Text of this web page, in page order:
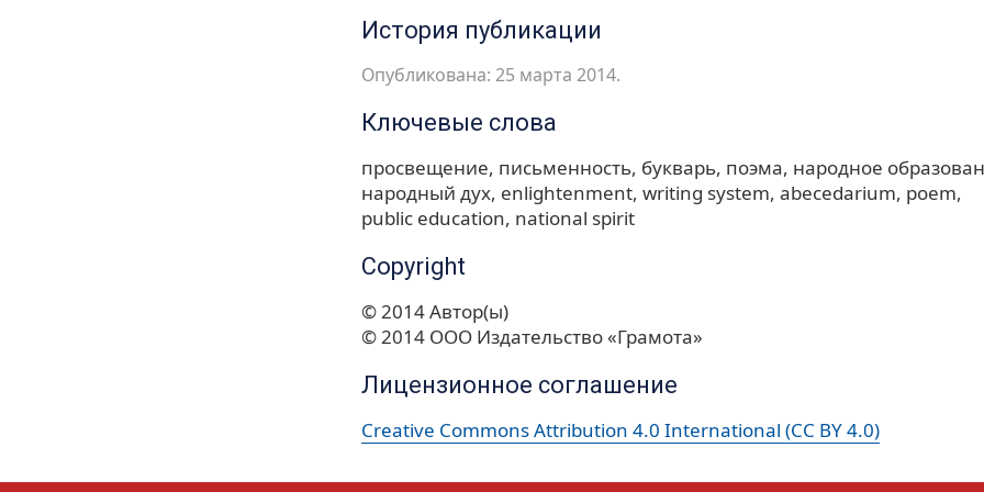
История публикации
Опубликована: 25 марта 2014.
Ключевые слова
просвещение письменность букварь поэма народное
народный дух enlightenment writing system abecedarium poem
public education national spirit
Copyright
© 2014 Автор(ы)
© 2014 ООО Издательство «Грамота»
Лицензионное соглашение
Creative Commons Attribution 4.0 International (CC BY 4.0)